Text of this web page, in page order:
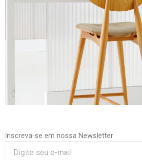
Inscreva-se em nossa Newsletter